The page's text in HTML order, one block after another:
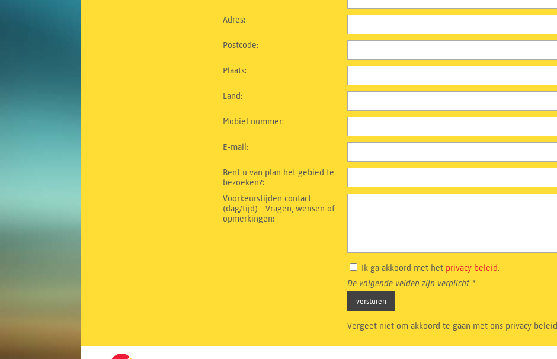
Adres:
Postcode:
Plaats:
Land:
Mobiel nummer:
E-mail:
Bent u van plan het gebied te
bezoeken?:
Voorkeurstijden contact
(dag/tijd) - Vragen, wensen of
opmerkingen:
Ik ga akkoord met het privacy beleid.
De volgende velden zijn verplicht *
Vergeet niet om akkoord te gaan met ons privacy beleid